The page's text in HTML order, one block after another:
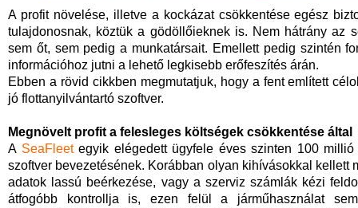
A profit növelése, illetve a kockázat csökkentése egész
tulajdonosnak, köztük a gödöllőieknek is. Nem hátrány az
sem őt, sem pedig a munkatársait. Emellett pedig szintén
információhoz jutni a lehető legkisebb erőfeszítés árán.
Ebben a rövid cikkben megmutatjuk, hogy a fent említett
jó flottanyilvántartó szoftver.
Megnövelt profit a felesleges költségek csökkentése által
A SeaFleetegyik elégedett ügyfele éves szinten 100
szoftver bevezetésének. Korábban olyan kihívásokkal kellett
adatok lassú beérkezése, vagy a szerviz számlák kézi
átfogóbb kontrollja is, ezen felül a járműhasználat